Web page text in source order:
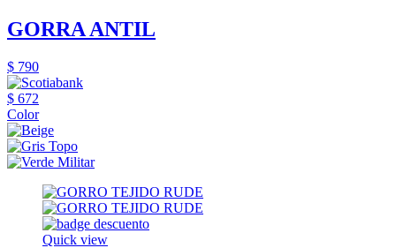
GORRA ANTIL
$ 790
$ 672
Color
Quick view